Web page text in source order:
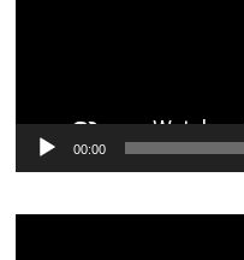
00:00